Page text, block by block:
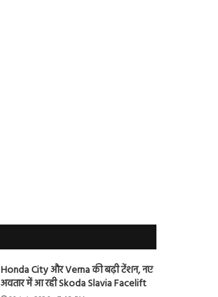
Honda City और Verna की बढ़ी टेंशन, नए
अवतार में आ रही Skoda Slavia Facelift